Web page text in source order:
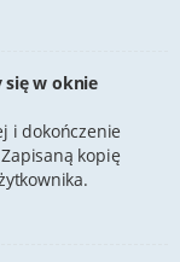
się w oknie
i dokończenie
kopię